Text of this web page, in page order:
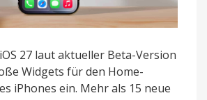
27 laut aktueller Beta-Version
Widgets für den Home-
iPhones ein. Mehr als 15 neue